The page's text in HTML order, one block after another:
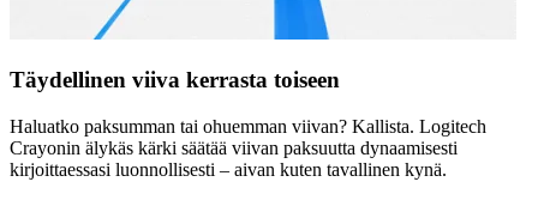
Täydellinen viiva kerrasta toiseen
Haluatko paksumman tai ohuemman viivan? Kallista. Logitech
Crayonin älykäs kärki säätää viivan paksuutta dynaamisesti
kirjoittaessasi luonnollisesti – aivan kuten tavallinen kynä.